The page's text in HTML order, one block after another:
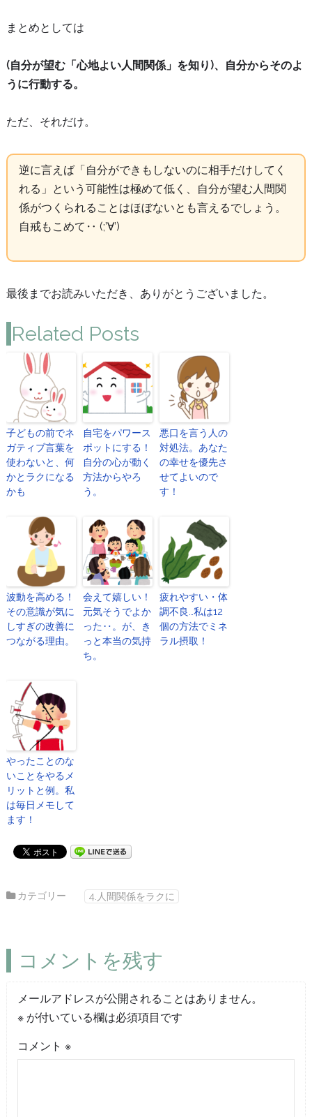
まとめとしては
(自分が望む「心地よい人間関係」を知り)、自分からそのよ
うに行動する。
ただ、それだけ。
逆に言えば「自分ができもしないのに相手だけしてく
れる」という可能性は極めて低く、自分が望む人間関
係がつくられることはほぼないとも言えるでしょう。
自戒もこめて‥ (;’∀’)
最後までお読みいただき、ありがとうございました。
Related Posts
子どもの前でネ
ガティブ言葉を
使わないと、何
かとラクになる
かも
自宅をパワース
ポットにする！
自分の心が動く
方法からやろ
う。
悪口を言う人の
対処法。あなた
の幸せを優先さ
せてよいので
す！
波動を高める！
その意識が気に
しすぎの改善に
つながる理由。
会えて嬉しい！
元気そうでよか
った‥。が、き
っと本当の気持
ち。
疲れやすい・体
調不良…私は12
個の方法でミネ
ラル摂取！
やったことのな
いことをやるメ
リットと例。私
は毎日メモして
ます！
カテゴリー 4.人間関係をラクに
コメントを残す
メールアドレスが公開されることはありません。
※が付いている欄は必須項目です
コメント ※